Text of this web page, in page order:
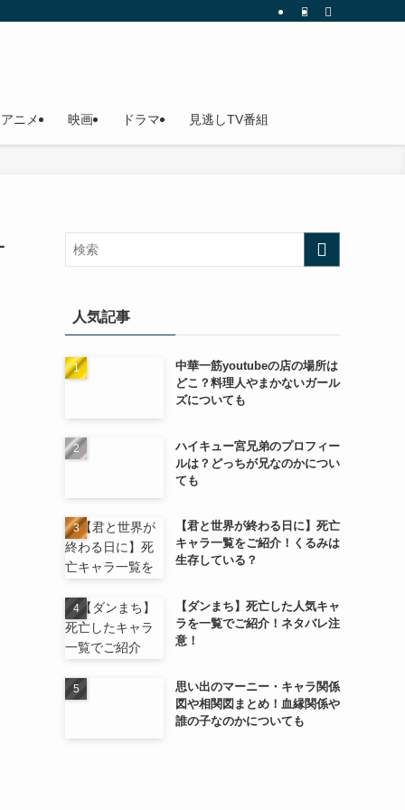
アニメ 映画 ドラマ 見逃しTV番組
人気記事
中華一筋youtubeの店の場所は
どこ？料理人やまかないガール
ズについても
ハイキュー宮兄弟のプロフィー
ルは？どっちが兄なのかについ
ても
【君と世界が終わる日に】死亡
キャラ一覧をご紹介！くるみは
生存している？
【ダンまち】死亡した人気キャ
ラを一覧でご紹介！ネタバレ注
意！
思い出のマーニー・キャラ関係
図や相関図まとめ！血縁関係や
誰の子なのかについても